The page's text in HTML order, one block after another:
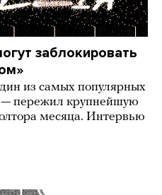
заблокировать
из самых популярных
— пережил крупнейшую
месяца. Интервью